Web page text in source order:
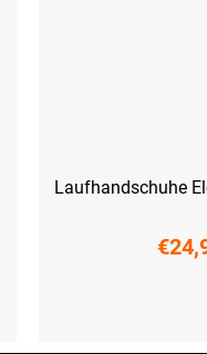
Laufhandschuhe